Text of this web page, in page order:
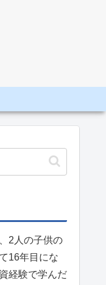
2人の子供の
16年目にな
経験で学んだ